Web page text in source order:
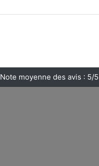
Note moyenne des avis : 5/5